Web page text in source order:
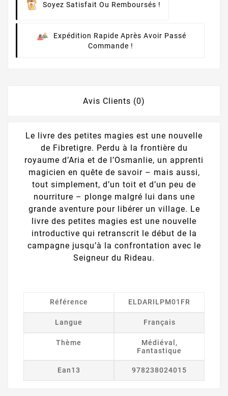
Soyez Satisfait Ou Remboursés !
Expédition Rapide Après Avoir Passé
Commande !
Avis Clients (0)
Le livre des petites magies est une nouvelle
de Fibretigre. Perdu à la frontière du
royaume d’Aria et de l’Osmanlie, un apprenti
magicien en quête de savoir – mais aussi,
tout simplement, d’un toit et d’un peu de
nourriture – plonge malgré lui dans une
grande aventure pour libérer un village. Le
livre des petites magies est une nouvelle
introductive qui retranscrit le début de la
campagne jusqu’à la confrontation avec le
Seigneur du Rideau.
Référence ELDARILPM01FR
Langue Français
Thème
Médiéval,
Fantastique
Ean13 978238024015